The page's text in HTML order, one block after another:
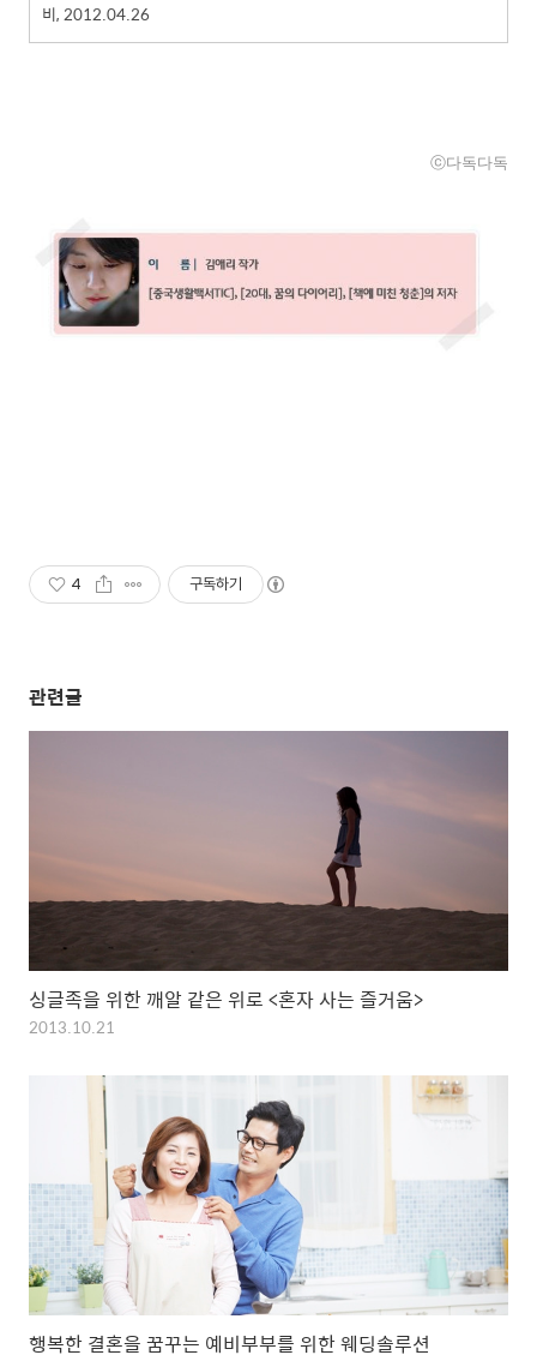
비, 2012.04.26
ⓒ다독다독
4 구독하기
관련글
싱글족을 위한 깨알 같은 위로 <혼자 사는 즐거움>
2013.10.21
행복한 결혼을 꿈꾸는 예비부부를 위한 웨딩솔루션